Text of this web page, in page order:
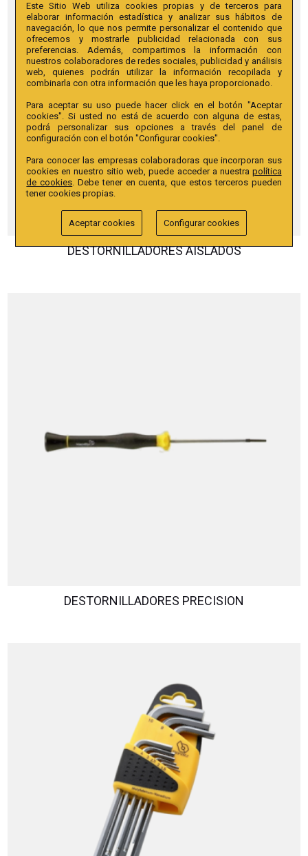
DESTORNILLADORES AISLADOS
DESTORNILLADORES PRECISION
Este Sitio Web utiliza cookies propias y de terceros para
elaborar información estadística y analizar sus hábitos de
navegación, lo que nos permite personalizar el contenido que
ofrecemos y mostrarle publicidad relacionada con sus
preferencias. Además, compartimos la información con
nuestros colaboradores de redes sociales, publicidad y análisis
web, quienes podrán utilizar la información recopilada y
combinarla con otra información que les haya proporcionado.
Para aceptar su uso puede hacer click en el botón "Aceptar
cookies". Si usted no está de acuerdo con alguna de estas,
podrá personalizar sus opciones a través del panel de
configuración con el botón "Configurar cookies".
Para conocer las empresas colaboradoras que incorporan sus
cookies en nuestro sitio web, puede acceder a nuestra política
de cookies. Debe tener en cuenta, que estos terceros pueden
tener cookies propias.
Aceptar cookies Configurar cookies